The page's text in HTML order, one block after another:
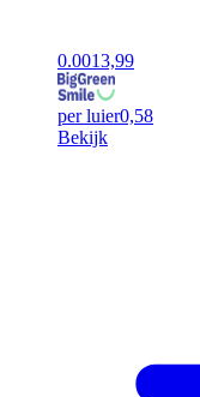
0.0013,99
per luier0,58
Bekijk